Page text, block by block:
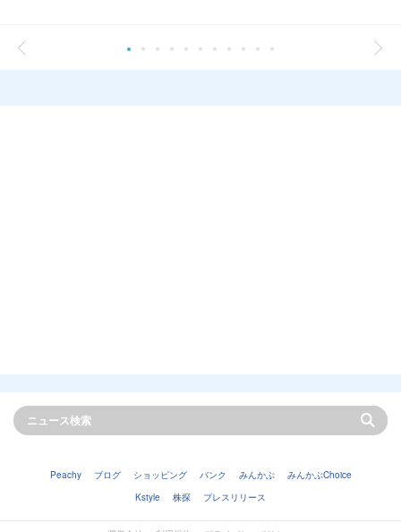
Peachy ブログ ショッピング バンク みんかぶ
みんかぶChoice
Kstyle
株探 プレスリリース